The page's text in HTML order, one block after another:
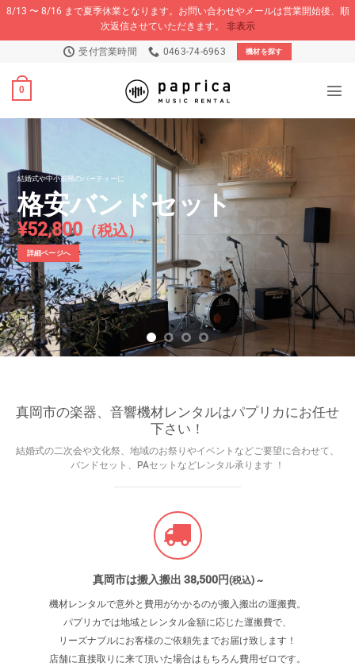
8/13 〜 8/16 まで夏季休業となります。お問い合わせやメールは営業開始後、順
次返信させていただきます。 非表示
content
受付営業時間 0463-74-6963 機材を探す
0
各種イベント音響
承ります
お問い合わせページへ
真岡市の楽器、音響機材レンタルはパプリカにお任せ
下さい！
結婚式の二次会や文化祭、地域のお祭りやイベントなどご要望に合わせて、
バンドセット、PAセットなどレンタル承ります ！
真岡市は搬入搬出 38,500円(税込) ~
機材レンタルで意外と費用がかかるのが搬入搬出の運搬費。
パプリカでは地域とレンタル金額に応じた運搬費で、
リーズナブルにお客様のご依頼先までお届け致します！
店舗に直接取りに来て頂いた場合はもちろん費用ゼロです。